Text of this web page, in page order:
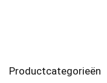
Productcategorieën